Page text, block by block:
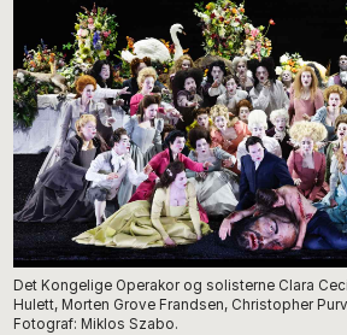
Det Kongelige Operakor og solisterne Clara
Hulett, Morten Grove Frandsen, Christopher
Fotograf: Miklos Szabo.